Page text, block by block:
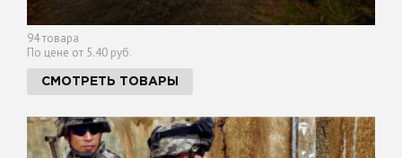
94 товара
По цене от 5.40 руб.
СМОТРЕТЬ ТОВАРЫ